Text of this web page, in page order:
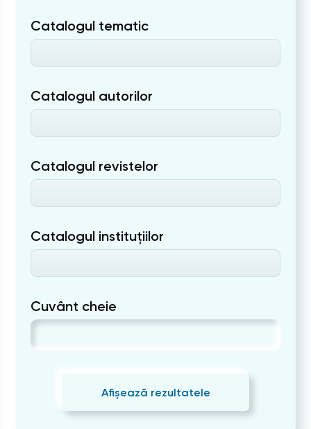
Catalogul tematic
Catalogul autorilor
Catalogul revistelor
Catalogul instituțiilor
Cuvânt cheie
Afișează rezultatele